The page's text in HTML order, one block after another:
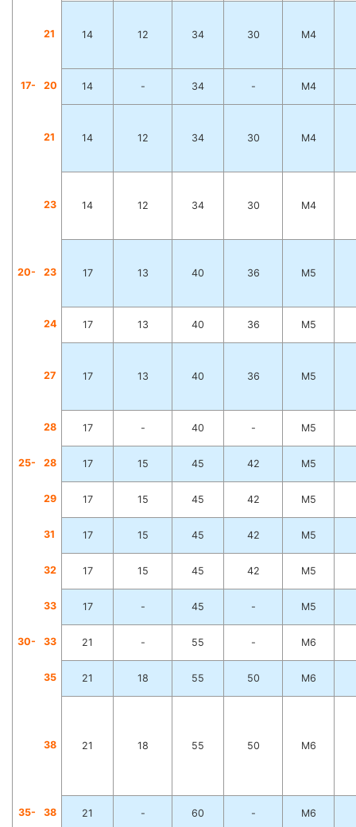
21 14 12 34 30 M4
17- 20 14 - 34 - M4
21 14 12 34 30 M4
23 14 12 34 30 M4
20- 23 17 13 40 36 M5
24 17 13 40 36 M5
27 17 13 40 36 M5
28 17 - 40 - M5
25- 28 17 15 45 42 M5
29 17 15 45 42 M5
31 17 15 45 42 M5
32 17 15 45 42 M5
33 17 - 45 - M5
30- 33 21 - 55 - M6
35 21 18 55 50 M6
38 21 18 55 50 M6
35- 38 21 - 60 - M6